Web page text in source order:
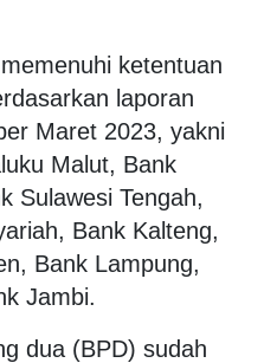
ketentuan
laporan
Maret 2023, yakni
Malut, Bank
Sulawesi Tengah,
Bank Kalteng,
Bank Lampung,
Jambi.
dua (BPD) sudah